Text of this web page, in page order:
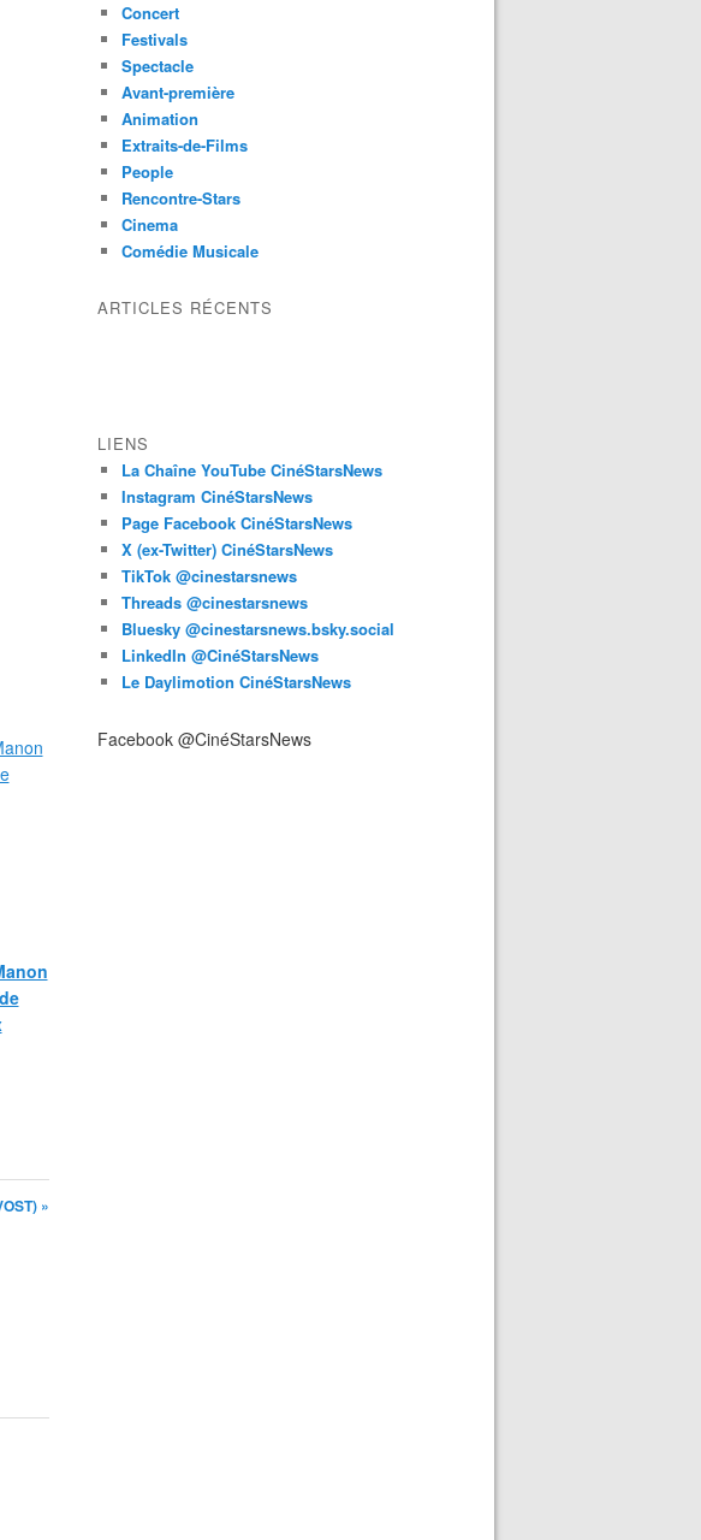
»
Concert
Festivals
Spectacle
Avant-première
Animation
Extraits-de-Films
People
Rencontre-Stars
Cinema
Comédie Musicale
ARTICLES RÉCENTS
LIENS
La Chaîne YouTube CinéStarsNews
Instagram CinéStarsNews
Page Facebook CinéStarsNews
X (ex-Twitter) CinéStarsNews
TikTok @cinestarsnews
Threads @cinestarsnews
Bluesky @cinestarsnews.bsky.social‬
LinkedIn @CinéStarsNews
Le Daylimotion CinéStarsNews
Facebook @CinéStarsNews